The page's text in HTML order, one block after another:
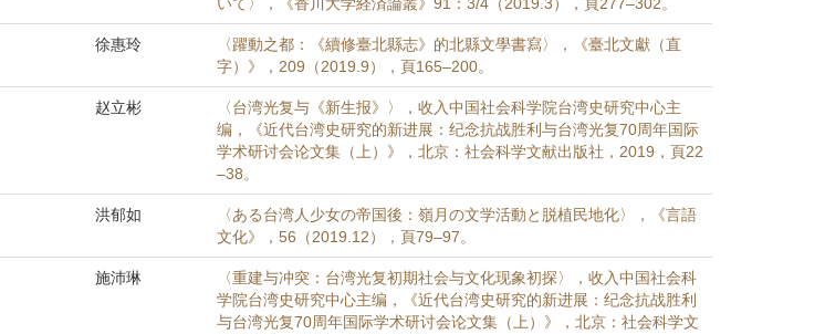
徐惠玲
〈躍動之都：《續修臺北縣志》的北縣文學書寫〉，《臺北文獻（直
字）》，209（2019.9），頁165–200。
赵立彬
〈台湾光复与《新生报》〉，收入中国社会科学院台湾史研究中心主
编，《近代台湾史研究的新进展：纪念抗战胜利与台湾光复70周年国际
学术研讨会论文集（上）》，北京：社会科学文献出版社，2019，頁22
–38。
洪郁如
〈ある台湾人少女の帝国後：嶺月の文学活動と脱植民地化〉，《言語
文化》，56（2019.12），頁79–97。
施沛琳
〈重建与冲突：台湾光复初期社会与文化现象初探〉，收入中国社会科
学院台湾史研究中心主编，《近代台湾史研究的新进展：纪念抗战胜利
与台湾光复70周年国际学术研讨会论文集（上）》，北京：社会科学文